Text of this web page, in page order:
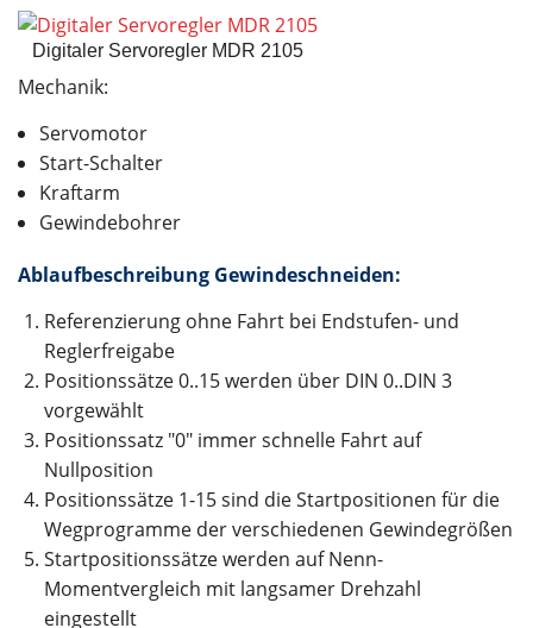
Digitaler Servoregler MDR 2105
Mechanik:
Servomotor
Start-Schalter
Kraftarm
Gewindebohrer
Ablaufbeschreibung Gewindeschneiden:
Referenzierung ohne Fahrt bei Endstufen- und
Reglerfreigabe
Positionssätze 0..15 werden über DIN 0..DIN 3
vorgewählt
Positionssatz "0" immer schnelle Fahrt auf
Nullposition
Positionssätze 1-15 sind die Startpositionen für die
Wegprogramme der verschiedenen Gewindegrößen
Startpositionssätze werden auf Nenn-
Momentvergleich mit langsamer Drehzahl
eingestellt